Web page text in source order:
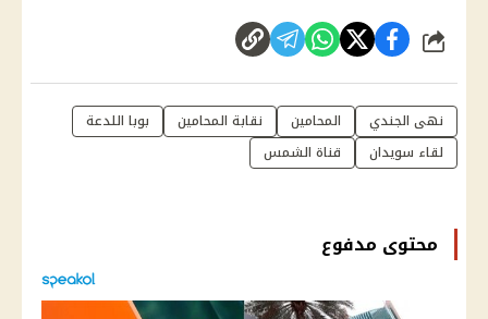
شارك
نهى الجندي المحامين نقابة المحامين
بوبا اللدعة
لقاء سويدان
قناة الشمس
محتوى مدفوع